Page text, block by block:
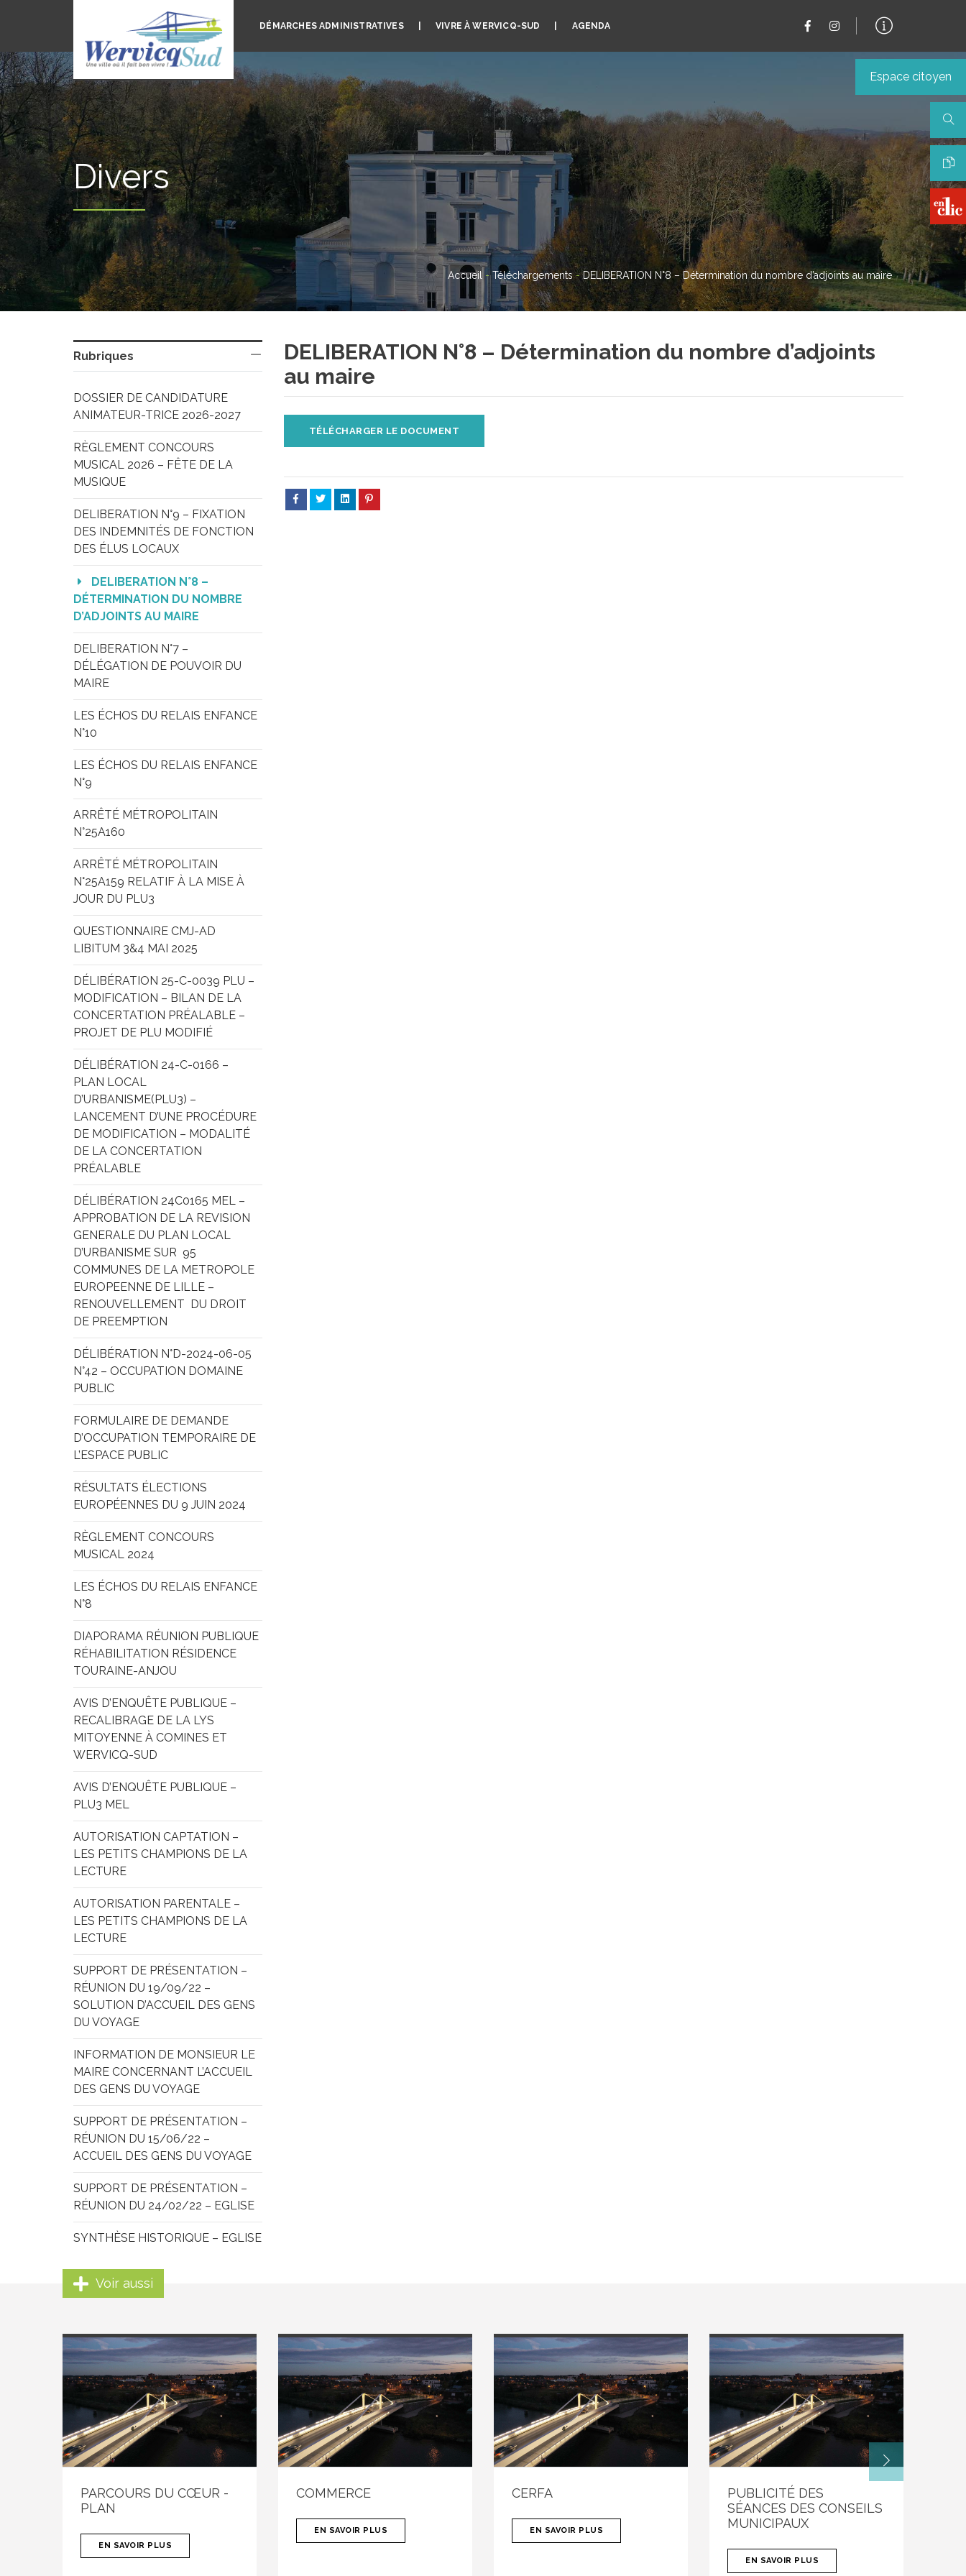
DÉMARCHES ADMINISTRATIVES VIVRE À WERVICQ-SUD AGENDA
Divers
Accueil - Téléchargements - DELIBERATION N°8 – Détermination du nombre d’adjoints au maire
DELIBERATION N°8 – Détermination du nombre d’adjoints
au maire
TÉLÉCHARGER LE DOCUMENT
Rubriques
DOSSIER DE CANDIDATURE
ANIMATEUR-TRICE 2026-2027
RÈGLEMENT CONCOURS
MUSICAL 2026 – FÊTE DE LA
MUSIQUE
DELIBERATION N°9 – FIXATION
DES INDEMNITÉS DE FONCTION
DES ÉLUS LOCAUX
DELIBERATION N°8 –
DÉTERMINATION DU NOMBRE
D’ADJOINTS AU MAIRE
DELIBERATION N°7 –
DÉLÉGATION DE POUVOIR DU
MAIRE
LES ÉCHOS DU RELAIS ENFANCE
N°10
LES ÉCHOS DU RELAIS ENFANCE
N°9
ARRÊTÉ MÉTROPOLITAIN
N°25A160
ARRÊTÉ MÉTROPOLITAIN
N°25A159 RELATIF À LA MISE À
JOUR DU PLU3
QUESTIONNAIRE CMJ-AD
LIBITUM 3&4 MAI 2025
DÉLIBÉRATION 25-C-0039 PLU –
MODIFICATION – BILAN DE LA
CONCERTATION PRÉALABLE –
PROJET DE PLU MODIFIÉ
DÉLIBÉRATION 24-C-0166 –
PLAN LOCAL
D’URBANISME(PLU3) –
LANCEMENT D’UNE PROCÉDURE
DE MODIFICATION – MODALITÉ
DE LA CONCERTATION
PRÉALABLE
DÉLIBÉRATION 24C0165 MEL –
APPROBATION DE LA REVISION
GENERALE DU PLAN LOCAL
D’URBANISME SUR  95
COMMUNES DE LA METROPOLE
EUROPEENNE DE LILLE –
RENOUVELLEMENT  DU DROIT
DE PREEMPTION
DÉLIBÉRATION N°D-2024-06-05
N°42 – OCCUPATION DOMAINE
PUBLIC
FORMULAIRE DE DEMANDE
D’OCCUPATION TEMPORAIRE DE
L’ESPACE PUBLIC
RÉSULTATS ÉLECTIONS
EUROPÉENNES DU 9 JUIN 2024
RÈGLEMENT CONCOURS
MUSICAL 2024
LES ÉCHOS DU RELAIS ENFANCE
N°8
DIAPORAMA RÉUNION PUBLIQUE
RÉHABILITATION RÉSIDENCE
TOURAINE-ANJOU
AVIS D’ENQUÊTE PUBLIQUE –
RECALIBRAGE DE LA LYS
MITOYENNE À COMINES ET
WERVICQ-SUD
AVIS D’ENQUÊTE PUBLIQUE –
PLU3 MEL
AUTORISATION CAPTATION –
LES PETITS CHAMPIONS DE LA
LECTURE
AUTORISATION PARENTALE –
LES PETITS CHAMPIONS DE LA
LECTURE
SUPPORT DE PRÉSENTATION –
RÉUNION DU 19/09/22 –
SOLUTION D’ACCUEIL DES GENS
DU VOYAGE
INFORMATION DE MONSIEUR LE
MAIRE CONCERNANT L’ACCUEIL
DES GENS DU VOYAGE
SUPPORT DE PRÉSENTATION –
RÉUNION DU 15/06/22 –
ACCUEIL DES GENS DU VOYAGE
SUPPORT DE PRÉSENTATION –
RÉUNION DU 24/02/22 – EGLISE
SYNTHÈSE HISTORIQUE – EGLISE
Voir aussi
PARCOURS DU CŒUR -
PLAN
EN SAVOIR PLUS
COMMERCE
EN SAVOIR PLUS
CERFA
EN SAVOIR PLUS
PUBLICITÉ DES
SÉANCES DES CONSEILS
MUNICIPAUX
EN SAVOIR PLUS
Espace citoyen